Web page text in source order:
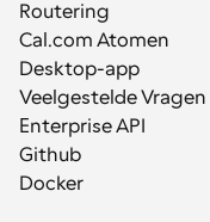
Routering
Cal.com Atomen
Desktop-app
Veelgestelde Vragen
Enterprise API
Github
Docker